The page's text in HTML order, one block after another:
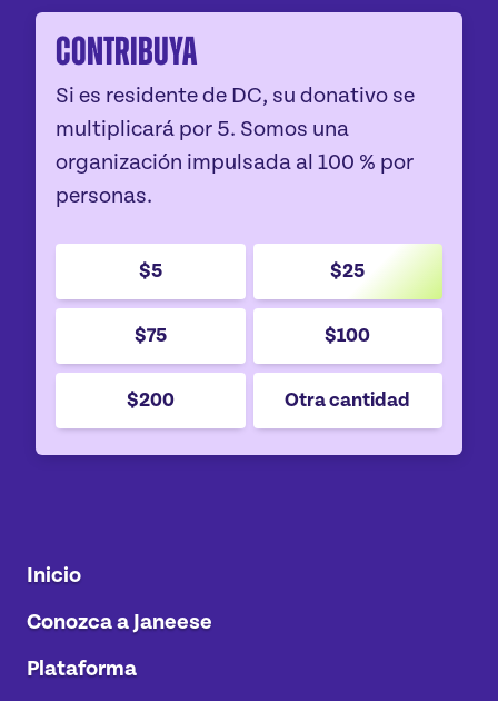
Contribuya
Si es residente de DC, su donativo se
multiplicará por 5. Somos una
organización impulsada al 100 % por
personas.
$5 $25
$75 $100
$200 Otra cantidad
Inicio
Conozca a Janeese
Plataforma